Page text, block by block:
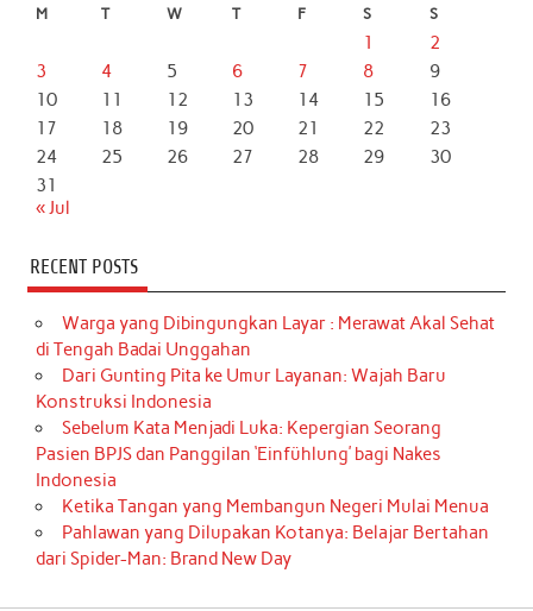
M T W T F S S
1
2
3
4 5 6 7 8
9
10
11 12 13 14 15
16
17
18 19 20 21 22
23
24
25 26 27 28 29
30
31
« Jul
RECENT POSTS
Warga yang Dibingungkan Layar : Merawat Akal Sehat
di Tengah Badai Unggahan
Dari Gunting Pita ke Umur Layanan: Wajah Baru
Konstruksi Indonesia
Sebelum Kata Menjadi Luka: Kepergian Seorang
Pasien BPJS dan Panggilan ‘Einfühlung’ bagi Nakes
Indonesia
Ketika Tangan yang Membangun Negeri Mulai Menua
Pahlawan yang Dilupakan Kotanya: Belajar Bertahan
dari Spider-Man: Brand New Day